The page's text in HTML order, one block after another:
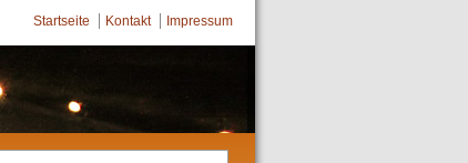
Startseite Kontakt Impressum